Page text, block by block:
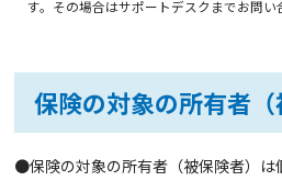
す。その場合はサポートデスクまでお問い
保険の対象の所有者（
●保険の対象の所有者（被保険者）は